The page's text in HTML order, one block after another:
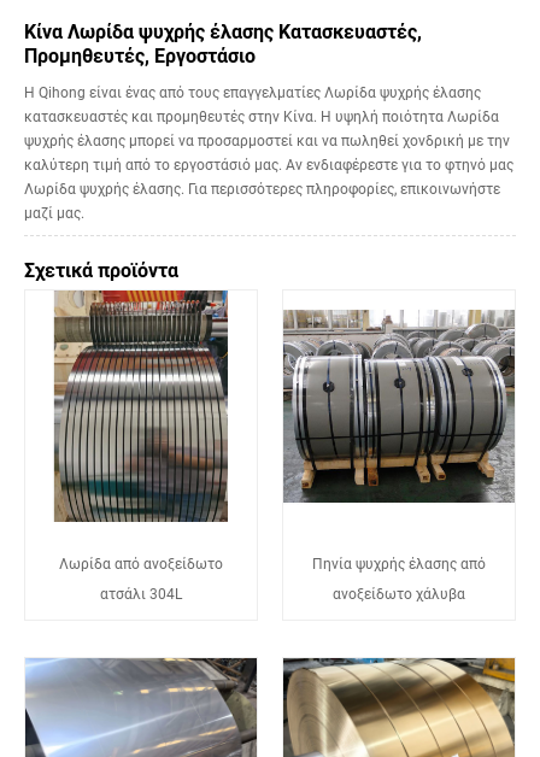
Κίνα Λωρίδα ψυχρής έλασης Κατασκευαστές,
Προμηθευτές, Εργοστάσιο
Η Qihong είναι ένας από τους επαγγελματίες Λωρίδα ψυχρής έλασης
κατασκευαστές και προμηθευτές στην Κίνα. Η υψηλή ποιότητα Λωρίδα
ψυχρής έλασης μπορεί να προσαρμοστεί και να πωληθεί χονδρική με την
καλύτερη τιμή από το εργοστάσιό μας. Αν ενδιαφέρεστε για το φτηνό μας
Λωρίδα ψυχρής έλασης. Για περισσότερες πληροφορίες, επικοινωνήστε
μαζί μας.
Σχετικά προϊόντα
Λωρίδα από ανοξείδωτο
ατσάλι 304L
Πηνία ψυχρής έλασης από
ανοξείδωτο χάλυβα